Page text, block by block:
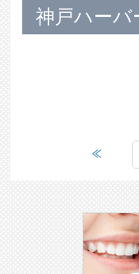
神戸ハー